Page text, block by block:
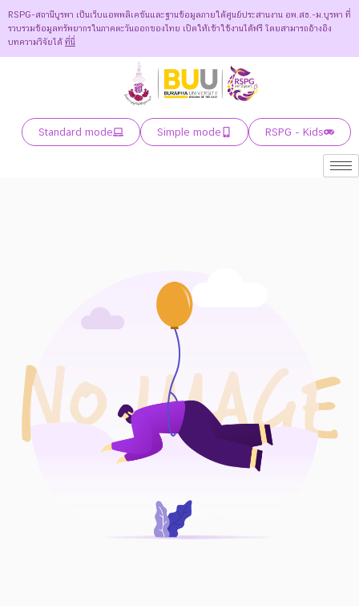
RSPG-สถานีบูรพา เป็นเว็บแอพพลิเคชันและฐานข้อมูลภายใต้ศูนย์ประสานงาน อพ.สธ.-ม.บูรพา ที่
รวบรวมข้อมูลทรัพยากรในภาคตะวันออกของไทย เปิดให้เข้าใช้งานได้ฟรี โดยสามารถอ้างอิง
บทความวิจัยได้ ที่นี่
Standard mode Simple mode RSPG - Kids